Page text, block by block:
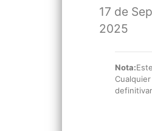
17 de
2025
Nota: